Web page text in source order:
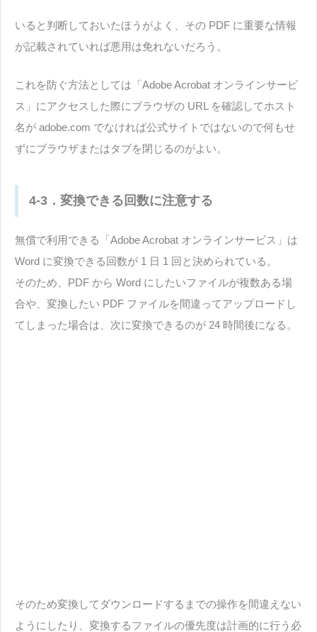
いると判断しておいたほうがよく、その PDF に重要な情報
が記載されていれば悪用は免れないだろう。
これを防ぐ方法としては「Adobe Acrobat オンラインサービ
ス」にアクセスした際にブラウザの URL を確認してホスト
名が adobe.com でなければ公式サイトではないので何もせ
ずにブラウザまたはタブを閉じるのがよい。
4-3．変換できる回数に注意する
無償で利用できる「Adobe Acrobat オンラインサービス」は
Word に変換できる回数が 1 日 1 回と決められている。
そのため、PDF から Word にしたいファイルが複数ある場
合や、変換したい PDF ファイルを間違ってアップロードし
てしまった場合は、次に変換できるのが 24 時間後になる。
そのため変換してダウンロードするまでの操作を間違えない
ようにしたり、変換するファイルの優先度は計画的に行う必